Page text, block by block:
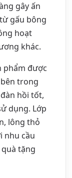
gây ấn
gấu bông
hoạt
khác.
phẩm được
trong
hồi tốt,
dụng. Lớp
lông thỏ
nhu cầu
tặng